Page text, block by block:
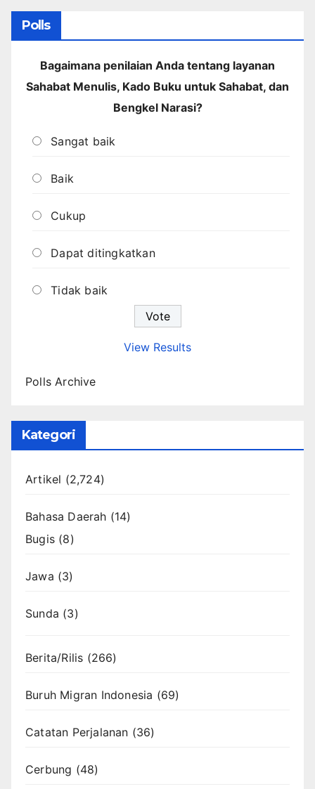
Polls
Bagaimana penilaian Anda tentang layanan
Sahabat Menulis, Kado Buku untuk Sahabat, dan
Bengkel Narasi?
Sangat baik
Baik
Cukup
Dapat ditingkatkan
Tidak baik
View Results
Polls Archive
Kategori
Artikel (2,724)
Bahasa Daerah (14)
Bugis (8)
Jawa (3)
Sunda (3)
Berita/Rilis (266)
Buruh Migran Indonesia (69)
Catatan Perjalanan (36)
Cerbung (48)